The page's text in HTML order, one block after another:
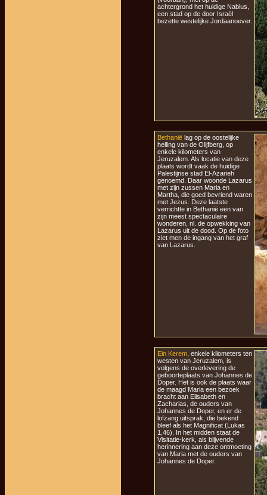
achtergrond het huidige Nablus,
een stad op de door Israël
bezette westelijke Jordaanoever.
Bethanië lag op de oostelijke
helling van de Olijfberg, op
enkele kilometers van
Jeruzalem. Als locatie van deze
plaats wordt vaak de huidige
Palestijnse stad El-Azarieh
genoemd. Daar woonde Lazarus
met zijn zussen Maria en
Martha, die goed bevriend waren
met Jezus. Deze laatste
verrichtte in Bethanië een van
zijn meest spectaculaire
wonderen, nl. de opwekking van
Lazarus uit de dood. Op de foto
ziet men de ingang van het graf
van Lazarus.
Ein Kerem , enkele kilometers ten
westen van Jeruzalem, is
volgens de overlevering de
geboorteplaats van Johannes de
Doper. Het is ook de plaats waar
de maagd Maria een bezoek
bracht aan Elisabeth en
Zacharias, de ouders van
Johannes de Doper, en er de
lofzang uitsprak, die bekend
bleef als het Magnificat (Lukas
1,46). In het midden staat de
Visitatie-kerk, als blijvende
herinnering aan deze ontmoeting
van Maria met de ouders van
Johannes de Doper.